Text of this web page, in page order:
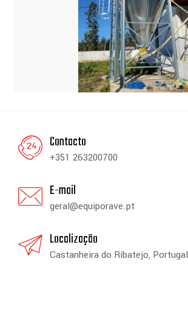
Contacto
+351 263200700
E-mail
geral@equiporave.pt
Localização
Castanheira do Ribatejo, Portugal